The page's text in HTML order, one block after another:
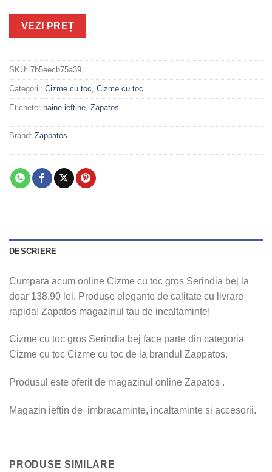
VEZI PREȚ
SKU: 7b5eecb75a39
Categorii: Cizme cu toc Cizme cu toc
Etichete: haine ieftine Zapatos
Brand: Zappatos
DESCRIERE
Cumpara acum online Cizme cu toc gros Serindia bej la
doar 138.90 lei. Produse elegante de calitate cu livrare
rapida! Zapatos magazinul tau de incaltaminte!
Cizme cu toc gros Serindia bej face parte din categoria
Cizme cu toc Cizme cu toc de la brandul Zappatos.
Produsul este oferit de magazinul online Zapatos .
Magazin ieftin de imbracaminte, incaltaminte si accesorii.
PRODUSE SIMILARE